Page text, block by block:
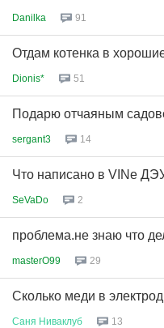
Danilka 91
Отдам котенка в
Dionis* 51
Подарю отчаяным
sergant3 14
Что написано в VINe
SeVaDo 2
проблема.не знаю что
masterO99 29
Сколько меди в
Саня Ниваклуб 13